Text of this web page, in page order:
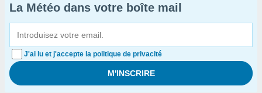
La Météo dans votre boîte mail
J'ai lu et j'accepte la politique de privacité